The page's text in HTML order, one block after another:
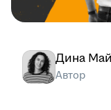
Дина
Автор